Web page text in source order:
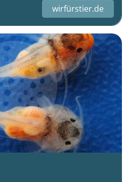
wirfürstier.de